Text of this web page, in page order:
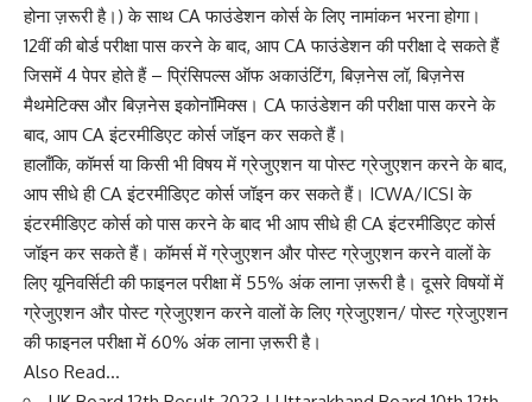
होना ज़रूरी है।) के साथ CA फाउंडेशन कोर्स के लिए नामांकन भरना होगा।
12वीं की बोर्ड परीक्षा पास करने के बाद, आप CA फाउंडेशन की परीक्षा दे सकते हैं
जिसमें 4 पेपर होते हैं – प्रिंसिपल्स ऑफ अकाउंटिंग, बिज़नेस लॉ, बिज़नेस
मैथमेटिक्स और बिज़नेस इकोनॉमिक्स। CA फाउंडेशन की परीक्षा पास करने के
बाद, आप CA इंटरमीडिएट कोर्स जॉइन कर सकते हैं।
हालाँकि, कॉमर्स या किसी भी विषय में ग्रेजुएशन या पोस्ट ग्रेजुएशन करने के बाद,
आप सीधे ही CA इंटरमीडिएट कोर्स जॉइन कर सकते हैं। ICWA/ICSI के
इंटरमीडिएट कोर्स को पास करने के बाद भी आप सीधे ही CA इंटरमीडिएट कोर्स
जॉइन कर सकते हैं। कॉमर्स में ग्रेजुएशन और पोस्ट ग्रेजुएशन करने वालों के
लिए यूनिवर्सिटी की फाइनल परीक्षा में 55% अंक लाना ज़रूरी है। दूसरे विषयों में
ग्रेजुएशन और पोस्ट ग्रेजुएशन करने वालों के लिए ग्रेजुएशन/ पोस्ट ग्रेजुएशन
की फाइनल परीक्षा में 60% अंक लाना ज़रूरी है।
Also Read…